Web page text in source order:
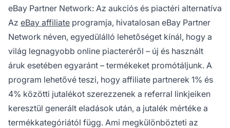
eBay Partner Network: Az aukciós és piactéri alternatíva
Az eBay affiliate programja, hivatalosan eBay Partner
Network néven, egyedülálló lehetőséget kínál, hogy a
világ legnagyobb online piacteréről – új és használt
áruk esetében egyaránt – termékeket promótáljunk. A
program lehetővé teszi, hogy affiliate partnerek 1% és
4% közötti jutalékot szerezzenek a referral linkjeiken
keresztül generált eladások után, a jutalék mértéke a
termékkategóriától függ. Ami megkülönbözteti az